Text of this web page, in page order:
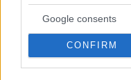
Google consents
CONFIRM
08.08.2026, 21:43